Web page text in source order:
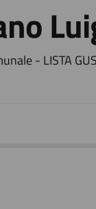
- LISTA